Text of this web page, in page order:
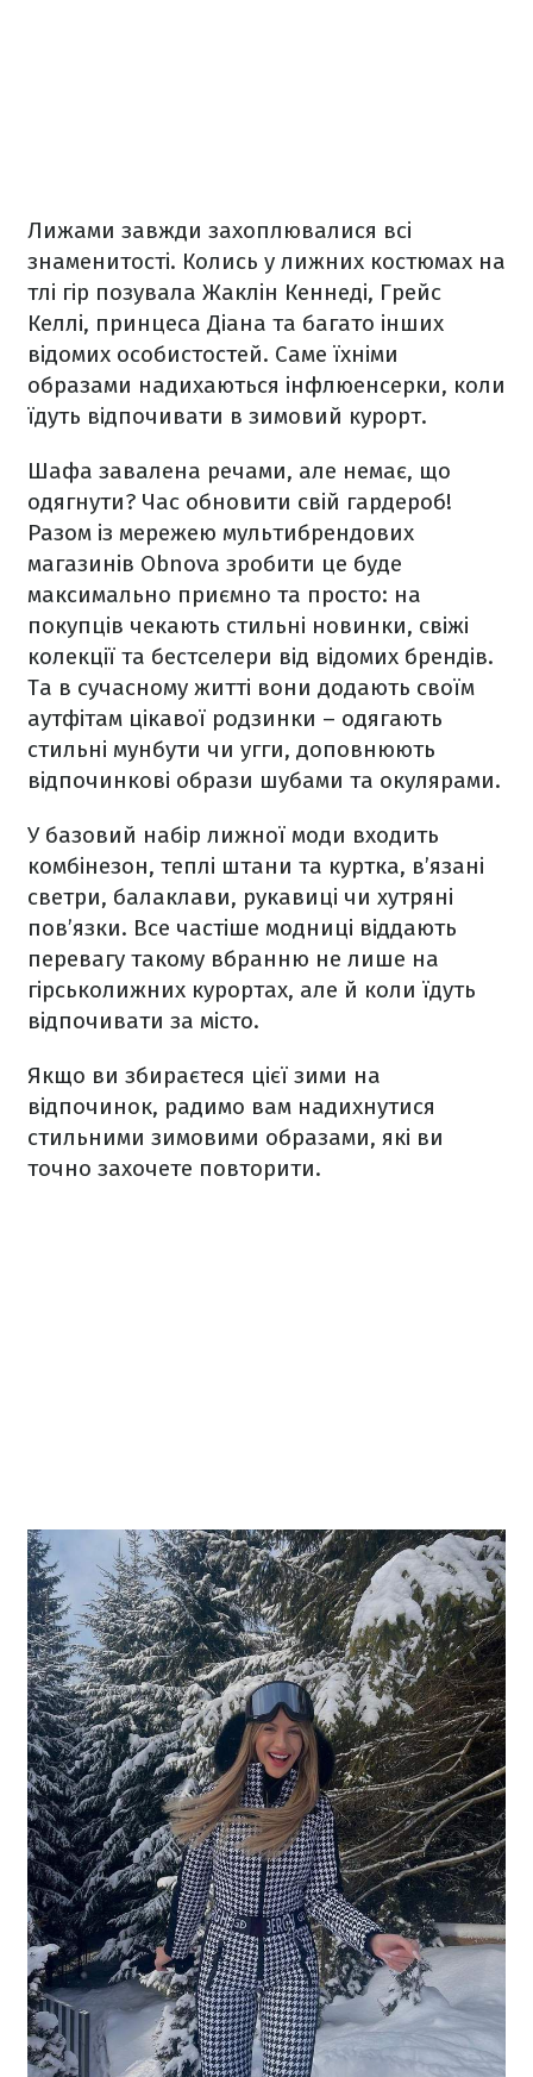
Лижами завжди захоплювалися всі
знаменитості. Колись у лижних костюмах на
тлі гір позувала Жаклін Кеннеді, Грейс
Келлі, принцеса Діана та багато інших
відомих особистостей. Саме їхніми
образами надихаються інфлюенсерки, коли
їдуть відпочивати в зимовий курорт.
Шафа завалена речами, але немає, що
одягнути? Час обновити свій гардероб!
Разом із мережею мультибрендових
магазинів Obnova зробити це буде
максимально приємно та просто: на
покупців чекають стильні новинки, свіжі
колекції та бестселери від відомих брендів.
Та в сучасному житті вони додають своїм
аутфітам цікавої родзинки – одягають
стильні мунбути чи угги, доповнюють
відпочинкові образи шубами та окулярами.
У базовий набір лижної моди входить
комбінезон, теплі штани та куртка, в’язані
светри, балаклави, рукавиці чи хутряні
пов’язки. Все частіше модниці віддають
перевагу такому вбранню не лише на
гірськолижних курортах, але й коли їдуть
відпочивати за місто.
Якщо ви збираєтеся цієї зими на
відпочинок, радимо вам надихнутися
стильними зимовими образами, які ви
точно захочете повторити.